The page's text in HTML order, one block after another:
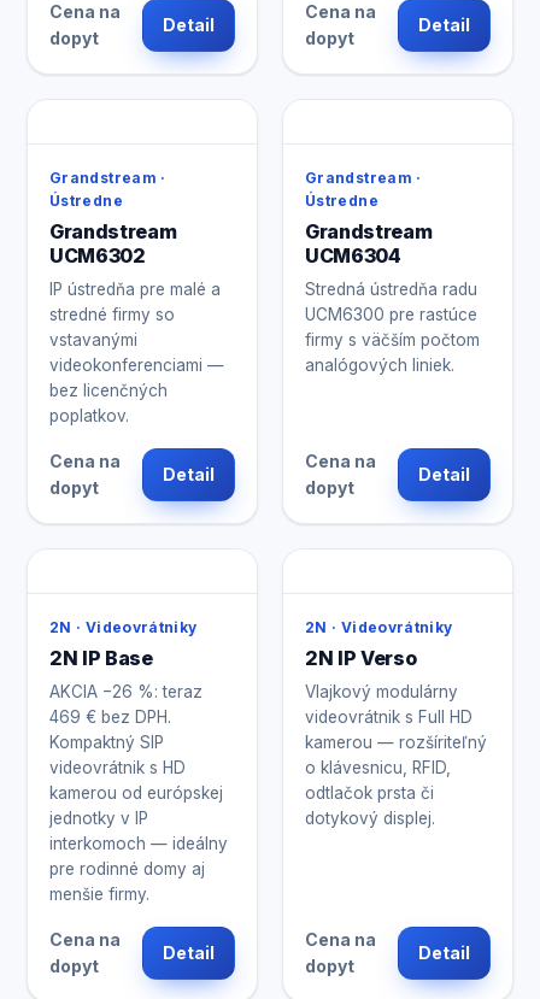
Cena na
dopyt
Detail
Cena na
dopyt
Detail
Grandstream ·
Ústredne
Grandstream
UCM6302
IP ústredňa pre malé a
stredné firmy so
vstavanými
videokonferenciami —
bez licenčných
poplatkov.
Cena na
dopyt
Detail
Grandstream ·
Ústredne
Grandstream
UCM6304
Stredná ústredňa radu
UCM6300 pre rastúce
firmy s väčším počtom
analógových liniek.
Cena na
dopyt
Detail
2N · Videovrátniky
2N IP Base
AKCIA −26 %: teraz
469 € bez DPH.
Kompaktný SIP
videovrátnik s HD
kamerou od európskej
jednotky v IP
interkomoch — ideálny
pre rodinné domy aj
menšie firmy.
Cena na
dopyt
Detail
2N · Videovrátniky
2N IP Verso
Vlajkový modulárny
videovrátnik s Full HD
kamerou — rozšíriteľný
o klávesnicu, RFID,
odtlačok prsta či
dotykový displej.
Cena na
dopyt
Detail